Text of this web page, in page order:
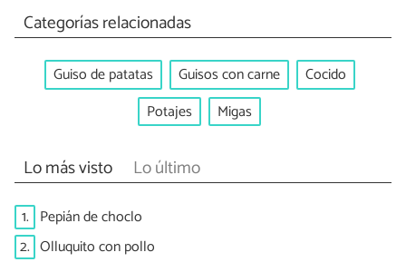
Categorías relacionadas
Guiso de patatas Guisos con carne
Cocido
Potajes
Migas
Lo más visto Lo último
1. Pepián de choclo
2. Olluquito con pollo